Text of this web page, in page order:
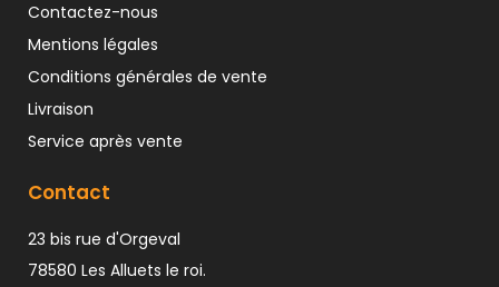
Contactez-nous
Mentions légales
Conditions générales de vente
Livraison
Service après vente
Contact
23 bis rue d'Orgeval
78580 Les Alluets le roi.